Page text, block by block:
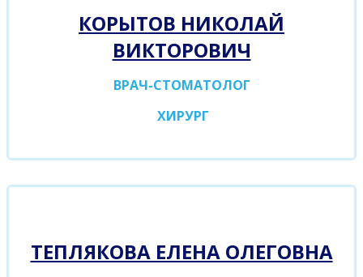
КОРЫТОВ НИКОЛАЙ
ВИКТОРОВИЧ
ВРАЧ-СТОМАТОЛОГ
ХИРУРГ
ТЕПЛЯКОВА ЕЛЕНА ОЛЕГОВНА